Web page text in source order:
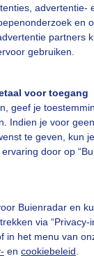
advertentie-
en
partners
gebruiken.
voor toegang
geef je
Indien je voor
te geven, kun
door op
Buienradar en
via “Privacy-
in het menu van
en cookiebeleid
De Bilt